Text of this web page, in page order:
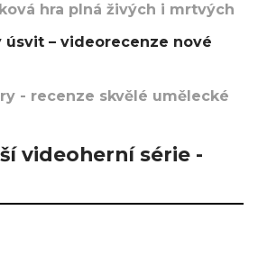
hra plná živých i mrtvých
úsvit – videorecenze nové
- recenze skvělé umělecké
videoherní série -